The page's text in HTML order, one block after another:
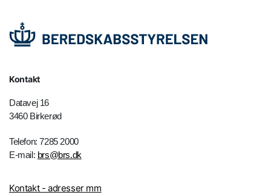
Kontakt
Datavej 16
3460 Birkerød
Telefon: 7285 2000
E-mail: brs@brs.dk
Kontakt - adresser mm